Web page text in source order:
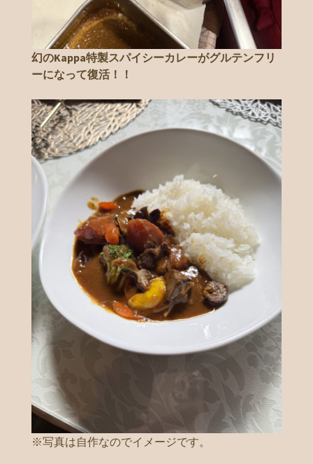
幻のKappa特製スパイシーカレーがグルテンフリ
ーになって復活！！
※写真は自作なのでイメージです。